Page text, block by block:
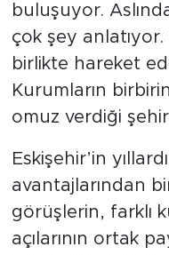
buluşuyor.
çok şey
birlikte hareket
Kurumların
omuz verdiği
Eskişehir’in
avantajlarından
görüşlerin, farklı
açılarının ortak